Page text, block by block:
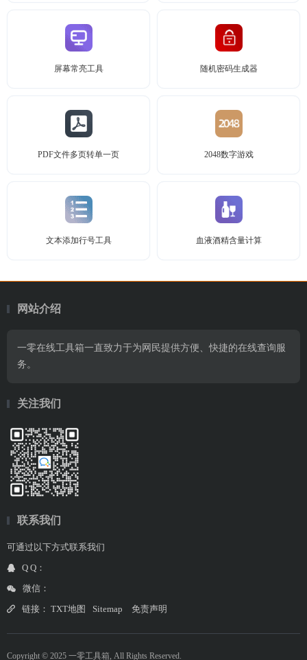
屏幕常亮工具 随机密码生成器
PDF文件多页转单一页 2048数字游戏
文本添加行号工具 血液酒精含量计算
网站介绍
一零在线工具箱一直致力于为网民提供方便、快捷的在线查询服
务。
关注我们
联系我们
可通过以下方式联系我们
Q Q：
微信：
链接： TXT地图 Sitemap 免责声明
Copyright © 2025 一零工具箱, All Rights Reserved.